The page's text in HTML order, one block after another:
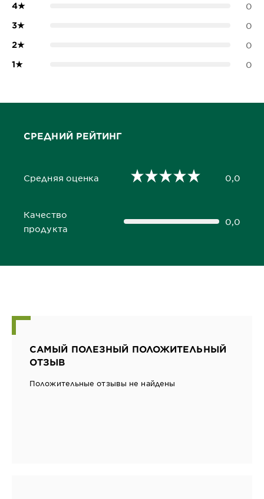
4★ 0
3★ 0
2★ 0
1★ 0
СРЕДНИЙ РЕЙТИНГ
Средняя оценка
0,0 out of 5 stars 0,0
Качество
продукта
0,0 out of 5 stars 0,0
САМЫЙ ПОЛЕЗНЫЙ ПОЛОЖИТЕЛЬНЫЙ
ОТЗЫВ
Положительные отзывы не найдены